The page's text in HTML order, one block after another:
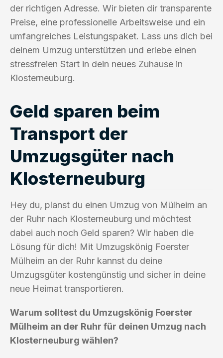
der richtigen Adresse. Wir bieten dir transparente
Preise, eine professionelle Arbeitsweise und ein
umfangreiches Leistungspaket. Lass uns dich bei
deinem Umzug unterstützen und erlebe einen
stressfreien Start in dein neues Zuhause in
Klosterneuburg.
Geld sparen beim
Transport der
Umzugsgüter nach
Klosterneuburg
Hey du, planst du einen Umzug von Mülheim an
der Ruhr nach Klosterneuburg und möchtest
dabei auch noch Geld sparen? Wir haben die
Lösung für dich! Mit Umzugskönig Foerster
Mülheim an der Ruhr kannst du deine
Umzugsgüter kostengünstig und sicher in deine
neue Heimat transportieren.
Warum solltest du Umzugskönig Foerster
Mülheim an der Ruhr für deinen Umzug nach
Klosterneuburg wählen?